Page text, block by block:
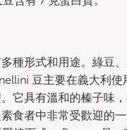
種形式和用途。綠豆
豆主要在義大利
它具有溫和的榛子味
食者中非常受歡迎的